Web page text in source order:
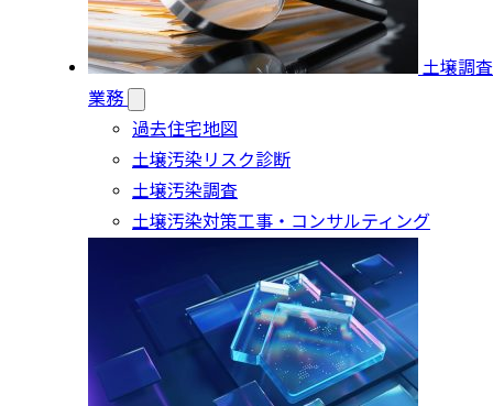
土壌調査
業務
過去住宅地図
土壌汚染リスク診断
土壌汚染調査
土壌汚染対策工事・コンサルティング